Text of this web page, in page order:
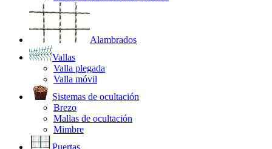
Alambrados
Vallas
Valla plegada
Valla móvil
Sistemas de ocultación
Brezo
Mallas de ocultación
Mimbre